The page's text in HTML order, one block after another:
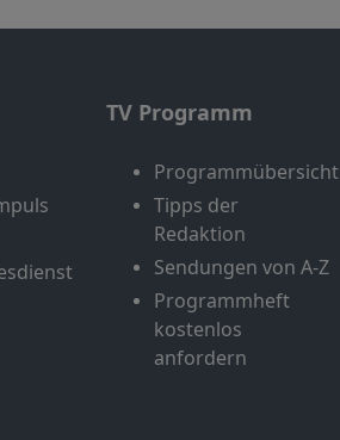
TV Programm
Programmübersicht
Tipps der
Redaktion
Sendungen von A-Z
Programmheft
kostenlos
anfordern